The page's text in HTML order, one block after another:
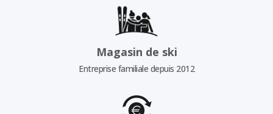
Magasin de ski
Entreprise familiale depuis 2012